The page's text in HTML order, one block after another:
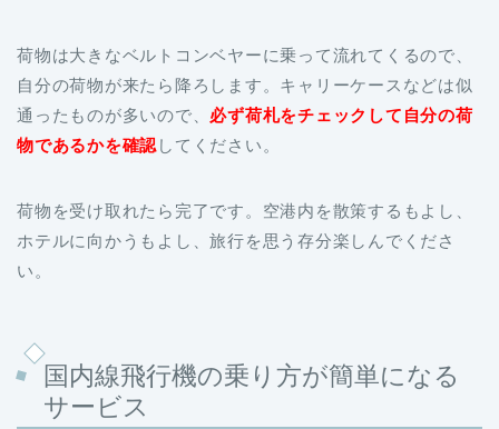
荷物は大きなベルトコンベヤーに乗って流れてくるので、
自分の荷物が来たら降ろします。キャリーケースなどは似
通ったものが多いので、 必ず荷札をチェックして自分の荷
物であるかを確認 してください。
荷物を受け取れたら完了です。空港内を散策するもよし、
ホテルに向かうもよし、旅行を思う存分楽しんでくださ
い。
国内線飛行機の乗り方が簡単になる
サービス